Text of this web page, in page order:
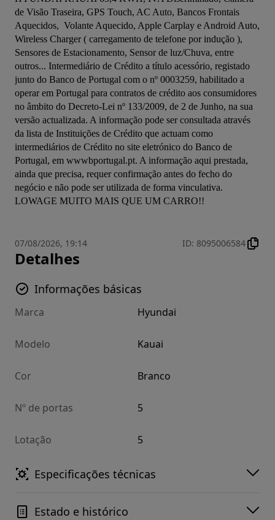
de Visão Traseira, GPS Touch, AC Auto, Bancos Frontais
Aquecidos,  Volante Aquecido, Apple Carplay e Android Auto,
Wireless Charger ( carregamento de telefone por indução ),
Sensores de Estacionamento, Sensor de luz/Chuva, entre
outros... Intermediário de Crédito a título acessório, registado
junto do Banco de Portugal com o nº 0003259, habilitado a
operar em Portugal para contratos de crédito aos consumidores
no âmbito do Decreto-Lei nº 133/2009, de 2 de Junho, na sua
versão actualizada. A informação pode ser consultada através
da lista de Instituições de Crédito que actuam como
intermediários de Crédito no site eletrónico do Banco de
Portugal, em wwwbportugal.pt. A informação aqui prestada,
ainda que precisa, requer confirmação antes do fecho do
negócio e não pode ser utilizada de forma vinculativa.
LOWAGE MUITO MAIS QUE UM CARRO!!
07/08/2026, 19:14 ID: 8095006584
Detalhes
Informações básicas
Marca Hyundai
Modelo Kauai
Cor Branco
Nº de portas 5
Lotação 5
Especificações técnicas
Estado e histórico